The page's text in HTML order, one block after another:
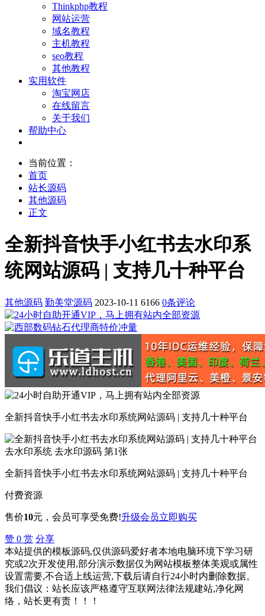
Thinkphp教程
网站运营
域名教程
主机教程
seo教程
其他教程
实用软件
淘宝网店
在线留言
关于我们
帮助中心
当前位置：
首页
站长源码
其他源码
正文
全新抖音快手小红书去水印系
统网站源码 | 支持几十种平台
其他源码 勤美堂源码 2023-10-11 6166 0条评论
全新抖音快手小红书去水印系统网站源码 | 支持几十种平台
全新抖音快手小红书去水印系统网站源码 | 支持几十种平台
付费资源
售价10元 ，会员可享受免费!升级会员立即购买
赞 0 赏 分享
本站提供的模板源码,仅供源码爱好者本地电脑环境下学习研
究或2次开发使用,部分演示数据仅为网站模板整体美观或属性
设置需要,不合适上线运营,下载后请自行24小时内删除数据。
我们倡议：站长应该严格遵守互联网法律法规建站,净化网
络，站长更有责！！！